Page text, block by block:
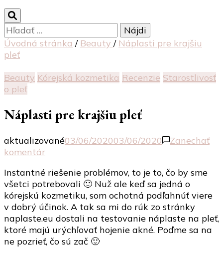
Hľadať:
Úvodná stránka / Beauty / Náplasti pre krajšiu
pleť
Beauty Kórejská kozmetika Recenzie Starostlivosť
o pleť
Náplasti pre krajšiu pleť
aktualizované03/06/202003/06/2020
Zanechať
komentárk
Náplasti
pre
krajšiu
pleť
Instantné riešenie problémov, to je to, čo by sme
všetci potrebovali 🙂 Nuž ale keď sa jedná o
kórejskú kozmetiku, som ochotná podľahnúť viere
v dobrý účinok. A tak sa mi do rúk zo stránky
naplaste.eu dostali na testovanie náplaste na pleť,
ktoré majú urýchľovať hojenie akné. Poďme sa na
ne pozrieť, čo sú zač 🙂